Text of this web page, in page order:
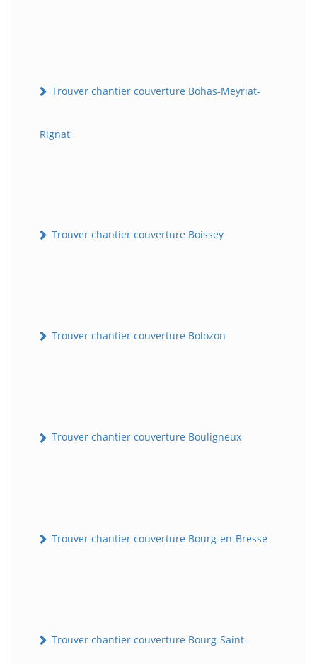
Trouver chantier couverture Bohas-Meyriat-
Rignat
Trouver chantier couverture Boissey
Trouver chantier couverture Bolozon
Trouver chantier couverture Bouligneux
Trouver chantier couverture Bourg-en-Bresse
Trouver chantier couverture Bourg-Saint-